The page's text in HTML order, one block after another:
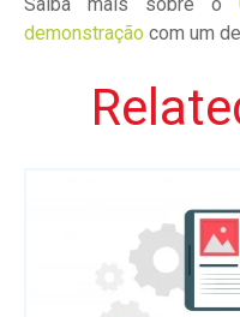
Saiba mais sobre o
demonstração com um